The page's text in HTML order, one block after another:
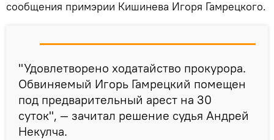
сообщения примэрии Кишинева Игоря Гамрецкого.
"Удовлетворено ходатайство прокурора.
Обвиняемый Игорь Гамрецкий помещен
под предварительный арест на 30
суток", — зачитал решение судья Андрей
Некулча.